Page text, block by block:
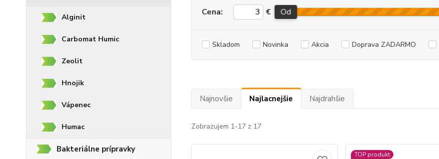
Alginit
Carbomat Humic
Zeolit
Hnojik
Vápenec
Humac
Bakteriálne prípravky
Cena: € Od
Skladom Novinka Akcia Doprava ZADARMO
Najnovšie Najlacnejšie Najdrahšie
Zobrazujem 1-17 z 17
TOP produkt